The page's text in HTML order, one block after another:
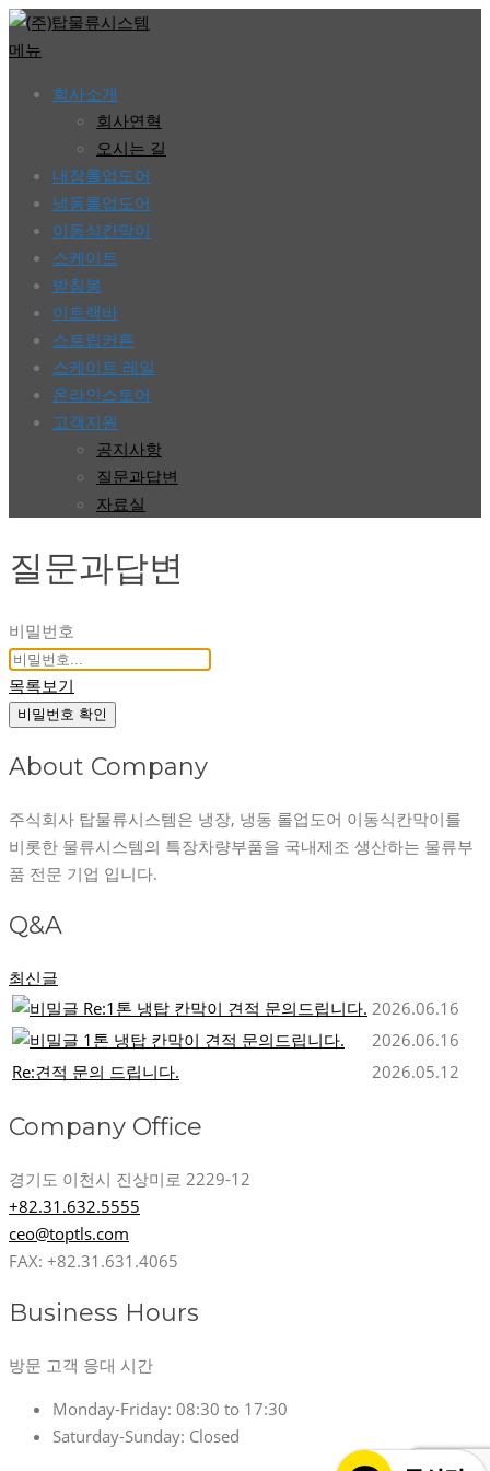
콘
텐
메뉴
회사소개
회사연혁
오시는 길
내장롤업도어
냉동롤업도어
이동식칸막이
스케이트
받침봉
이트랙바
스트립커튼
스케이트 레일
온라인스토어
고객지원
공지사항
질문과답변
자료실
질문과답변
비밀번호
목록보기
비밀번호 확인
About Company
주식회사 탑물류시스템은 냉장, 냉동 롤업도어 이동식칸막이를
비롯한 물류시스템의 특장차량부품을 국내제조 생산하는 물류부
품 전문 기업 입니다.
Q&A
최신글
Re:1톤 냉탑 칸막이 견적 문의드립니다. 2026.06.16
1톤 냉탑 칸막이 견적 문의드립니다.
2026.06.16
Re:견적 문의 드립니다.
2026.05.12
Company Office
경기도 이천시 진상미로 2229-12
+82.31.632.5555
ceo@toptls.com
FAX: +82.31.631.4065
Business Hours
방문 고객 응대 시간
Monday-Friday: 08:30 to 17:30
Saturday-Sunday: Closed